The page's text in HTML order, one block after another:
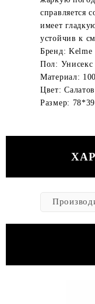
справляется
имеет
устойчив к
Бренд: Kelme
Пол: Унисекс
Материал:
Цвет:
Размер: